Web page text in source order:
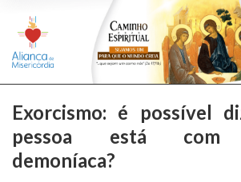
Exorcismo: é possível
pessoa está com
demoníaca?